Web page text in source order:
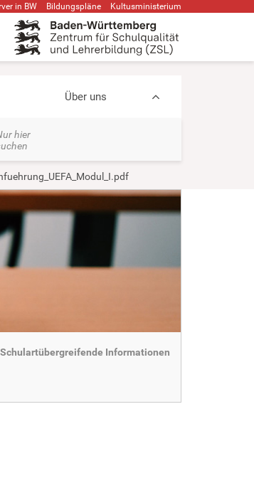
in BW Bildungspläne Kultusministerium
Über uns
hier
Schulartübergreifende Informationen